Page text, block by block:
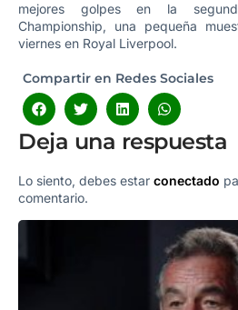
mejores golpes en la
Championship, una pequeña
viernes en Royal Liverpool.
Compartir en Redes Sociales
Deja una respuesta
Lo siento, debes estar conectado
comentario.